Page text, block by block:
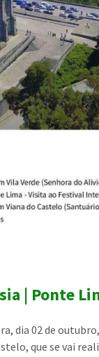
| Ponte
dia 02 de
que se vai